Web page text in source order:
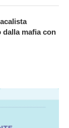
dalla mafia con